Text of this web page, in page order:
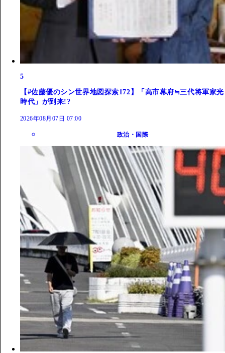
5
【#佐藤優のシン世界地図探索172】「高市幕府≒三代将軍家光
時代」が到来!?
2026年08月07日 07:00
政治・国際